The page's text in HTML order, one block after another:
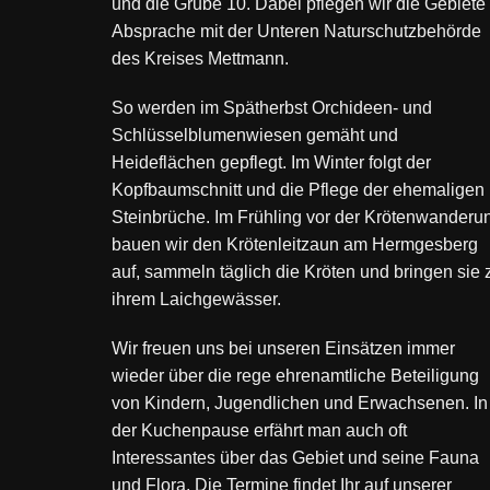
Absprache mit der Unteren Naturschutzbehörde
des Kreises Mettmann.
So werden im Spätherbst Orchideen- und
Schlüsselblumenwiesen gemäht und
Heideflächen gepflegt. Im Winter folgt der
Kopfbaumschnitt und die Pflege der ehemaligen
Steinbrüche. Im Frühling vor der
bauen wir den Krötenleitzaun am Hermgesberg
auf, sammeln täglich die Kröten und bringen sie
ihrem Laichgewässer.
Wir freuen uns bei unseren Einsätzen immer
wieder über die rege ehrenamtliche Beteiligung
von Kindern, Jugendlichen und Erwachsenen. In
der Kuchenpause erfährt man auch oft
Interessantes über das Gebiet und seine Fauna
und Flora. Die Termine findet Ihr auf unserer